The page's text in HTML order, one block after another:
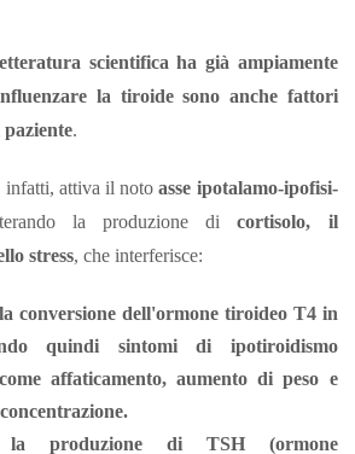
scientifica ha già ampiamente
la tiroide sono anche fattori
.
infatti, attiva il notoasse ipotalamo-ipofisi-
la produzione di cortisolo, il
stress, che interferisce:
conversione dell'ormone tiroideo T4 in
quindi sintomi di ipotiroidismo
affaticamento, aumento di peso e
la produzione di TSH (ormone